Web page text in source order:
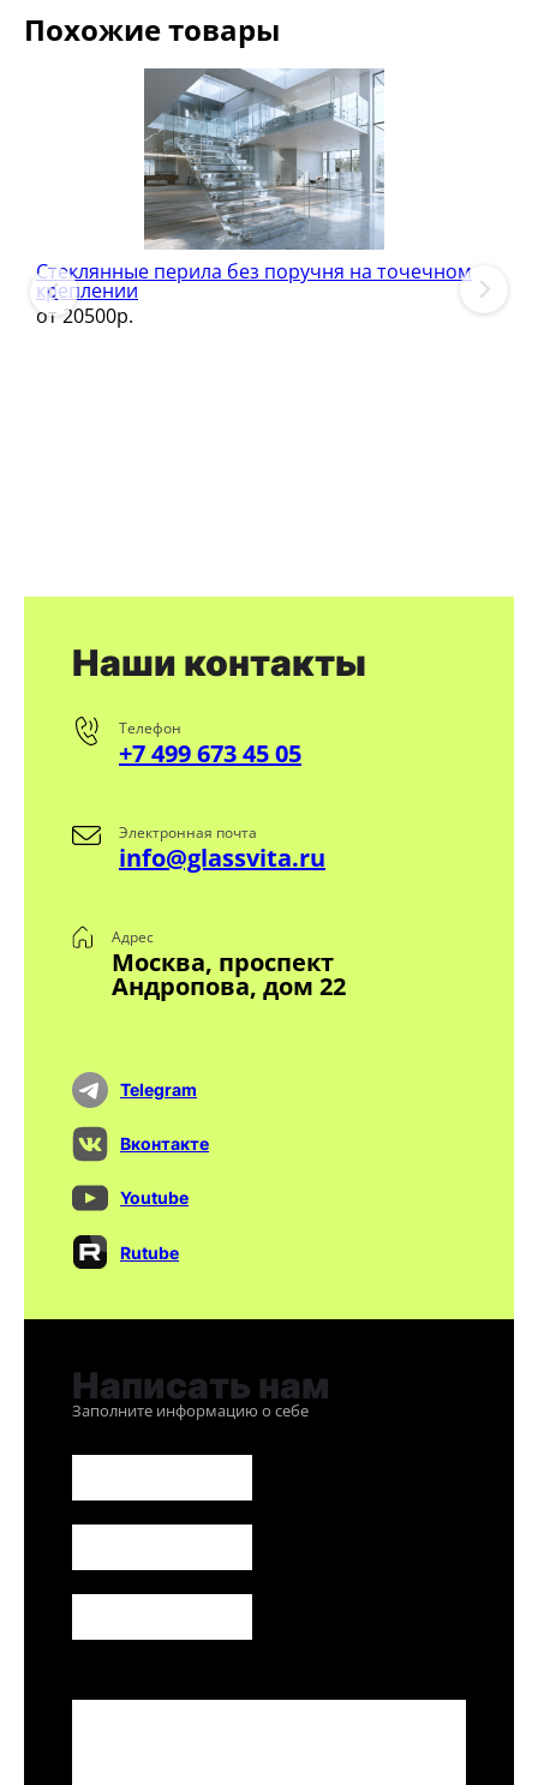
Похожие товары
Стеклянные перила без поручня на точечном
креплении
от 20500р.
Наши контакты
Телефон
+7 499 673 45 05
Электронная почта
info@glassvita.ru
Адрес
Москва, проспект
Андропова, дом 22
Telegram
Вконтакте
Youtube
Rutube
Написать нам
Заполните информацию о себе